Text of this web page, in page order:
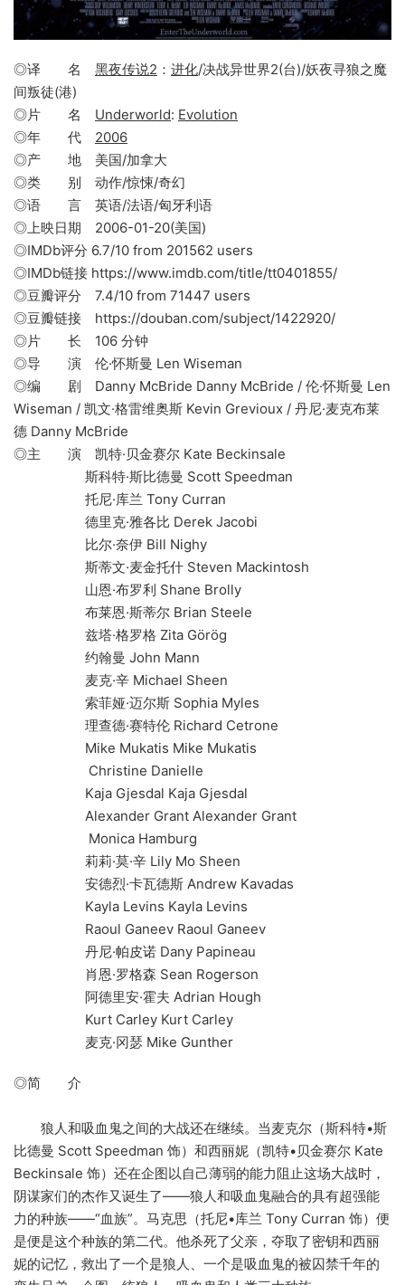
◎译 名 黑夜传说2 ： 进化/决战异世界2(台)/妖夜寻狼之魔
间叛徒(港)
◎片 名 Underworld: Evolution
◎年 代 2006
◎产 地 美国/加拿大
◎类 别 动作/惊悚/奇幻
◎语 言 英语/法语/匈牙利语
◎上映日期 2006-01-20(美国)
◎IMDb评分 6.7/10 from 201562 users
◎IMDb链接 https://www.imdb.com/title/tt0401855/
◎豆瓣评分 7.4/10 from 71447 users
◎豆瓣链接 https://douban.com/subject/1422920/
◎片 长 106 分钟
◎导 演 伦·怀斯曼 Len Wiseman
◎编 剧 Danny McBride Danny McBride / 伦·怀斯曼 Len
Wiseman / 凯文·格雷维奥斯 Kevin Grevioux / 丹尼·麦克布莱
德 Danny McBride
◎主 演 凯特·贝金赛尔 Kate Beckinsale
斯科特·斯比德曼 Scott Speedman
托尼·库兰 Tony Curran
德里克·雅各比 Derek Jacobi
比尔·奈伊 Bill Nighy
斯蒂文·麦金托什 Steven Mackintosh
山恩·布罗利 Shane Brolly
布莱恩·斯蒂尔 Brian Steele
兹塔·格罗格 Zita Görög
约翰曼 John Mann
麦克·辛 Michael Sheen
索菲娅·迈尔斯 Sophia Myles
理查德·赛特伦 Richard Cetrone
Mike Mukatis Mike Mukatis
Christine Danielle
Kaja Gjesdal Kaja Gjesdal
Alexander Grant Alexander Grant
Monica Hamburg
莉莉·莫·辛 Lily Mo Sheen
安德烈·卡瓦德斯 Andrew Kavadas
Kayla Levins Kayla Levins
Raoul Ganeev Raoul Ganeev
丹尼·帕皮诺 Dany Papineau
肖恩·罗格森 Sean Rogerson
阿德里安·霍夫 Adrian Hough
Kurt Carley Kurt Carley
麦克·冈瑟 Mike Gunther
◎简 介
狼人和吸血鬼之间的大战还在继续。当麦克尔（斯科特•斯
比德曼 Scott Speedman 饰）和西丽妮（凯特•贝金赛尔 Kate
Beckinsale 饰）还在企图以自己薄弱的能力阻止这场大战时，
阴谋家们的杰作又诞生了――狼人和吸血鬼融合的具有超强能
力的种族――“血族”。马克思（托尼•库兰 Tony Curran 饰）便
是便是这个种族的第二代。他杀死了父亲，夺取了密钥和西丽
妮的记忆，救出了一个是狼人、一个是吸血鬼的被囚禁千年的